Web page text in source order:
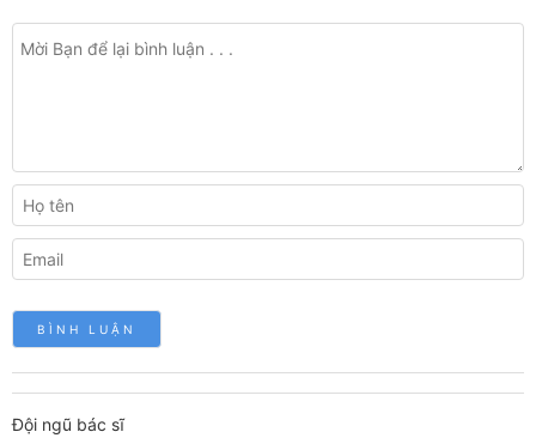
Đội ngũ bác sĩ